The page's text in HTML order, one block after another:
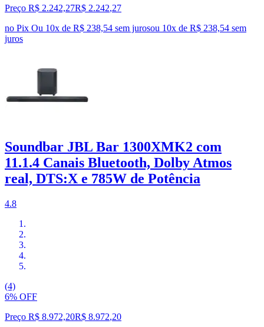
Preço R$ 2.242,27R$ 2.242,27
no Pix Ou 10x de R$ 238,54 sem jurosou 10x de R$ 238,54 sem
juros
Soundbar JBL Bar 1300XMK2 com
11.1.4 Canais Bluetooth, Dolby Atmos
real, DTS:X e 785W de Potência
4.8
(4)
6% OFF
Preço R$ 8.972,20R$ 8.972,20